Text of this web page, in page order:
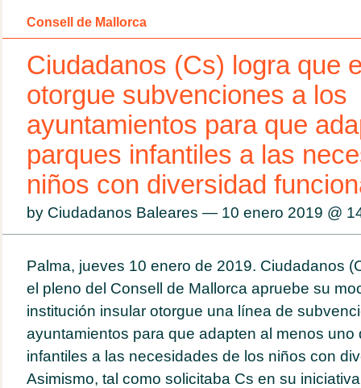
Consell de Mallorca
Ciudadanos (Cs) logra que
otorgue subvenciones a los
ayuntamientos para que
parques infantiles a las
niños con diversidad
by Ciudadanos Baleares — 10 enero 2019 @
Palma, jueves 10 enero de 2019. Ciudadanos
el pleno del Consell de Mallorca apruebe su
institución insular otorgue una línea de
ayuntamientos para que adapten al menos uno
infantiles a las necesidades de los niños con
Asimismo, tal como solicitaba Cs en su